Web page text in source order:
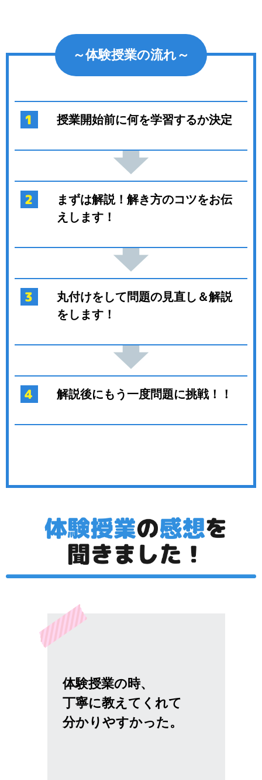
～体験授業の流れ～
授業開始前に何を学習するか決定
まずは解説！解き方のコツをお伝
えします！
丸付けをして問題の見直し＆解説
をします！
解説後にもう一度問題に挑戦！！
体験授業の時、
丁寧に教えてくれて
分かりやすかった。